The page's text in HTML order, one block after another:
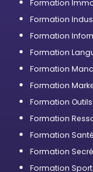
Formation
Formation
Formation
Formation
Formation
Formation
Formation
Formation
Formation
Formation
Formation Sport